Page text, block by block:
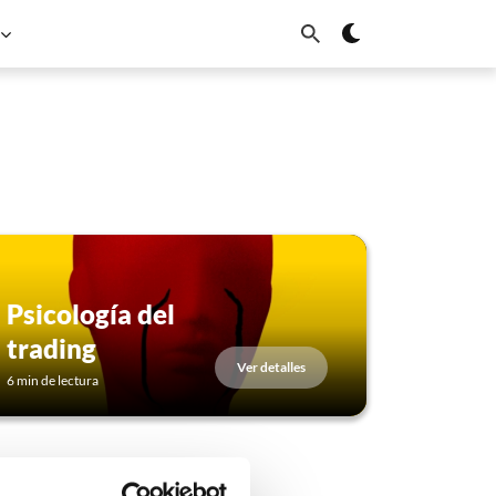
Psicología del
trading
6 min de lectura
Ver detalles